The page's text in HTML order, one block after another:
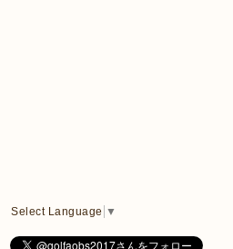
Select Language ▼